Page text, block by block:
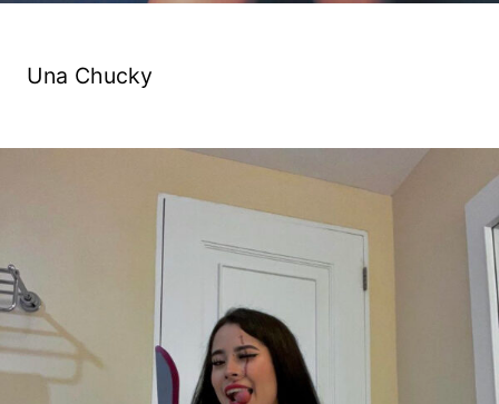
Una Chucky